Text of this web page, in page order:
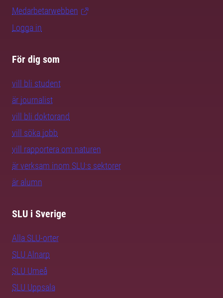
Medarbetarwebben
Logga in
För dig som
vill bli student
är journalist
vill bli doktorand
vill söka jobb
vill rapportera om naturen
är verksam inom SLU:s sektorer
är alumn
SLU i Sverige
Alla SLU-orter
SLU Alnarp
SLU Umeå
SLU Uppsala